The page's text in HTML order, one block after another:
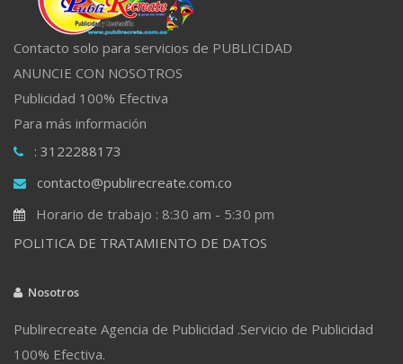
Contacto solo para servicios de PUBLICIDAD
ANUNCIE CON NOSOTROS
Publicidad 100% Efectiva
Para más información
: 3122288173
contacto@publirecreate.com.co
Horario de trabajo : 8:30 am - 5:30 pm
POLITICA DE TRATAMIENTO DE DATOS
Nosotros
Publirecreate Agencia de Publicidad .Servicio de Publicidad
100% Efectiva.